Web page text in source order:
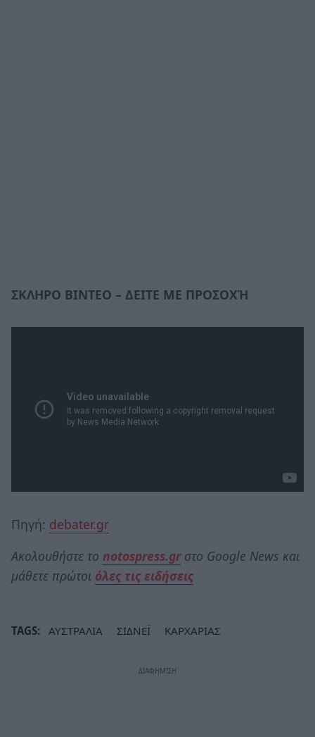
ΣΚΛΗΡΟ ΒΙΝΤΕΟ – ΔΕΙΤΕ ΜΕ ΠΡΟΣΟΧΉ
Πηγή: debater.gr
Ακολουθήστε το notospress.grστο Google News και
μάθετε πρώτοι όλες τις ειδήσεις
TAGS: ΑΥΣΤΡΑΛΙΑ ΣΙΔΝΕΪ ΚΑΡΧΑΡΙΑΣ